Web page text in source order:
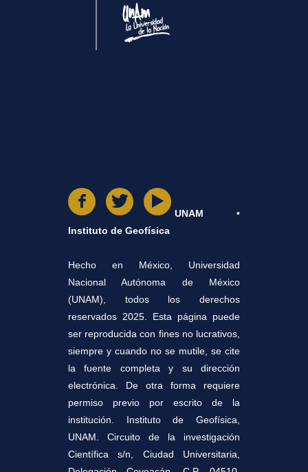
UNAM •
Instituto de Geofísica
Hecho en México, Universidad
Nacional Autónoma de México
(UNAM), todos los derechos
reservados 2025. Esta página puede
ser reproducida con fines no lucrativos,
siempre y cuando no se mutile, se cite
la fuente completa y su dirección
electrónica. De otra forma requiere
permiso previo por escrito de la
institución. Instituto de Geofísica,
UNAM. Circuito de la investigación
Científica s/n, Ciudad Universitaria,